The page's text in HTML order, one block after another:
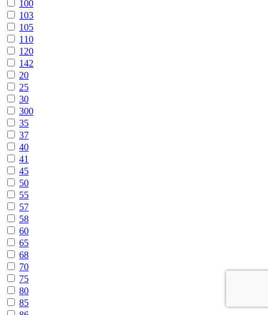
100
103
105
110
120
142
20
25
30
300
35
37
40
41
45
50
55
57
58
60
65
68
70
75
80
85